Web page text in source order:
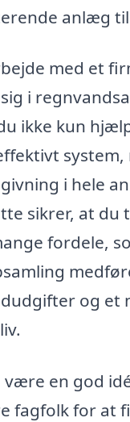
anlæg
med et
i
ikke kun
system,
i hele
sikrer, at du
fordele,
og et
være en god
fagfolk for at